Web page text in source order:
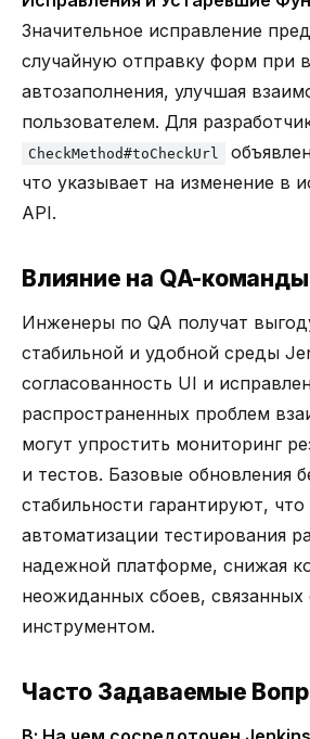
Значительное исправление
случайную отправку форм при
автозаполнения, улучшая
пользователем. Для
CheckMethod#toCheckUrl
что указывает на изменение в
API.
Влияние на QA-команды
Инженеры по QA получат
стабильной и удобной среды
согласованность UI и
распространенных проблем
могут упростить мониторинг
и тестов. Базовые обновления
стабильности гарантируют,
автоматизации тестирования
надежной платформе, снижая
неожиданных сбоев,
инструментом.
Часто Задаваемые